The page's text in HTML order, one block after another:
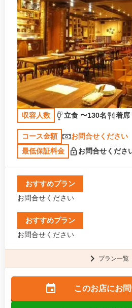
収容人数 立食 〜130名 着席
コース金額
お問合せください
最低保証料金
お問合せくださ
おすすめプラン
お問合せください
おすすめプラン
お問合せください
プラン一覧
このお店にお